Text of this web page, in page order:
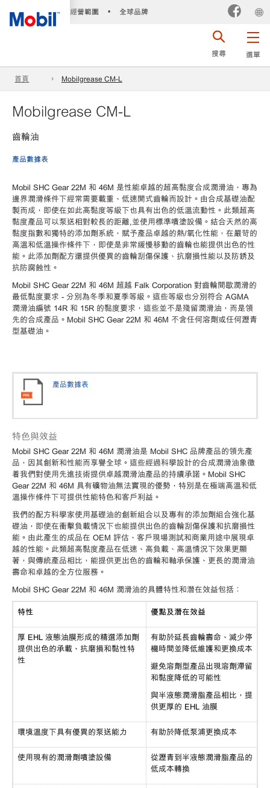
經營範圍 • 全球品牌
選單
搜尋
首頁 Mobilgrease CM-L
Mobilgrease CM-L
齒輪油
產品數據表
Mobil SHC Gear 22M 和 46M 是性能卓越的超高黏度合成潤滑油，專為
邊界潤滑條件下經常需要載重、低速開式齒輪而設計。由合成基礎油配
製而成，即使在如此高黏度等級下也具有出色的低溫流動性。此類超高
黏度產品可以泵送相對較長的距離,並使用標準噴塗設備。結合天然的高
黏度指數和獨特的添加劑系統，賦予產品卓越的熱/氧化性能，在嚴苛的
高溫和低溫操作條件下，即使是非常緩慢移動的齒輪也能提供出色的性
能。此添加劑配方還提供優異的齒輪刮傷保護、抗磨損性能以及防銹及
抗防腐蝕性。
Mobil SHC Gear 22M 和 46M 超越 Falk Corporation 對齒輪間歇潤滑的
最低黏度要求 - 分別為冬季和夏季等級。這些等級也分別符合 AGMA
潤滑油編號 14R 和 15R 的黏度要求，這些並不是殘留潤滑油，而是領
先的合成產品。Mobil SHC Gear 22M 和 46M 不含任何溶劑或任何瀝青
型基礎油。
產品數據表
特色與效益
Mobil SHC Gear 22M 和 46M 潤滑油是 Mobil SHC 品牌產品的領先產
品，因其創新和性能而享譽全球。這些經過科學設計的合成潤滑油象徵
着我們對使用先進技術提供卓越潤滑油產品的持續承諾。Mobil SHC
Gear 22M 和 46M 具有礦物油無法實現的優勢，特別是在極端高溫和低
溫操作條件下可提供性能特色和客戶利益。
我們的配方科學家使用基礎油的創新組合以及專有的添加劑組合強化基
礎油，即使在衝擊負載情況下也能提供出色的齒輪刮傷保護和抗磨損性
能。由此產生的成品在 OEM 評估、客戶現場測試和商業用途中展現卓
越的性能。此類超高黏度產品在低速、高負載、高溫情況下效果更顯
著，與傳統產品相比，能提供更出色的齒輪和軸承保護、更長的潤滑油
壽命和卓越的全方位服務。
Mobil SHC Gear 22M 和 46M 潤滑油的具體特性和潛在效益包括：
特性 優點及潛在效益
厚 EHL 液態油膜形成的精選添加劑
提供出色的承載、抗磨損和黏性特
性
有助於延長齒輪壽命、減少停
機時間並降低維護和更換成本
避免溶劑型產品出現溶劑滯留
和黏度降低的可能性
與半液態潤滑脂產品相比，提
供更厚的 EHL 油膜
環境溫度下具有優異的泵送能力 有助於降低泵浦更換成本
使用現有的潤滑劑噴塗設備
從瀝青到半液態潤滑脂產品的
低成本轉換